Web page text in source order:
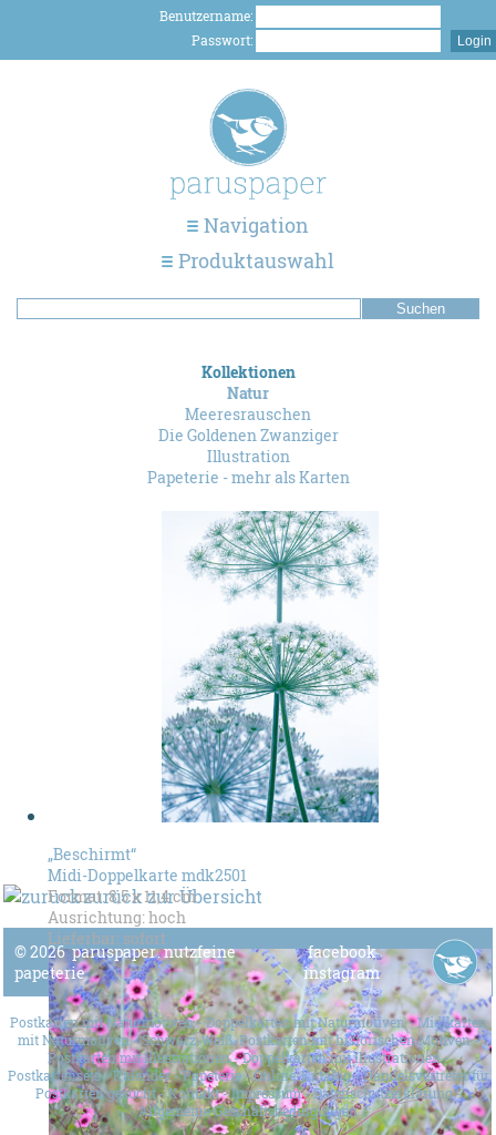
Benutzername:
Passwort:
Navigation
Produktauswahl
Kollektionen
Natur
Meeresrauschen
Die Goldenen Zwanziger
Illustration
Papeterie - mehr als Karten
„Beschirmt“
Midi-Doppelkarte mdk2501
Format: 8,5 x 11,4 cm
Ausrichtung: hoch
Lieferbar: sofort
zurück zur Übersicht
© 2026paruspaper.nutzfeine
papeterie
facebook
instagram
Postkarten mit Naturmotiven-Doppelkarten mit Naturmotiven-Midikarten
mit Naturmotiven-Schwarz-Weiß-Postkarten mit historischen Motiven-
Postkarten mit Illustrationen-Doppelkarten mit Illustrationen-
Postkartensets-Kalender-Papeterie-Online-Katalog-Handelsvertreter für
Postkarten gesucht-Kontakt-Impressum-Datenschutzerklärung-
Allgemeine Geschäftsbedingungen